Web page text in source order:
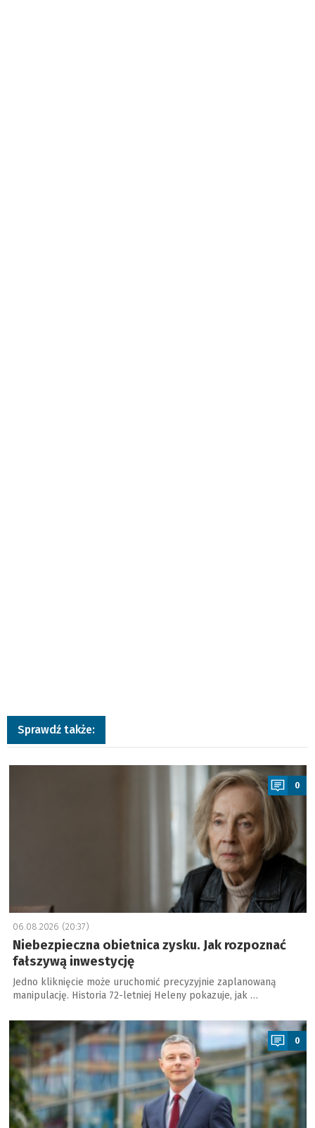
Sprawdź także:
a
0
06.08.2026 (20:37)
Niebezpieczna obietnica zysku. Jak rozpoznać
fałszywą inwestycję
Jedno kliknięcie może uruchomić precyzyjnie zaplanowaną
manipulację. Historia 72-letniej Heleny pokazuje, jak …
a
0